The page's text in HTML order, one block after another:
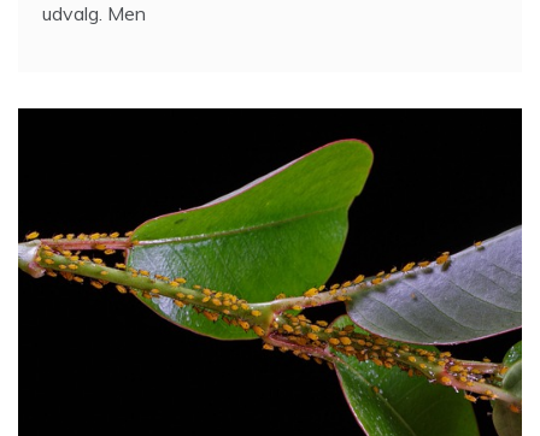
udvalg. Men